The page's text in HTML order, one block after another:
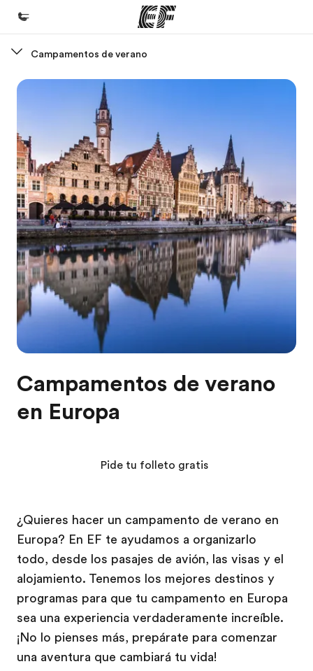
Bienvenido a EF
Ver todo lo que hacemos
Oficinas
Encuentra una oficina
Sobre nosotros
Quiénes somos
Trabajos
Únete al equipo
Campamentos de verano
Campamentos de verano
en Europa
¿Quieres hacer un campamento de verano en
Europa? En EF te ayudamos a organizarlo
todo, desde los pasajes de avión, las visas y el
alojamiento. Tenemos los mejores destinos y
programas para que tu campamento en Europa
sea una experiencia verdaderamente increíble.
¡No lo pienses más, prepárate para comenzar
una aventura que cambiará tu vida!
Pide tu folleto gratis